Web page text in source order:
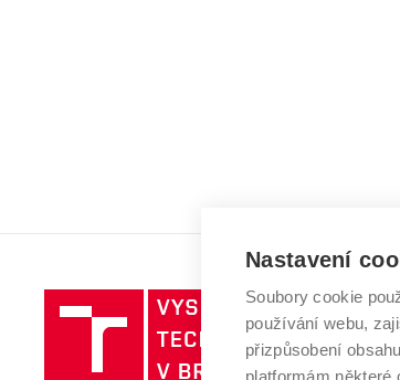
Vysoké
učení
technické
Nastavení
Soubory cookie
používání webu,
přizpůsobení
platformám některé